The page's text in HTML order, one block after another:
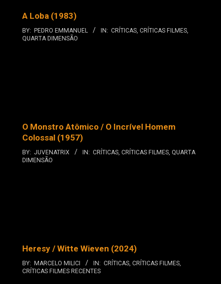
A Loba (1983)
BY: PEDRO EMMANUEL IN: CRÍTICAS, CRÍTICAS FILMES,
QUARTA DIMENSÃO
O Monstro Atômico / O Incrível Homem
Colossal (1957)
BY: JUVENATRIX IN: CRÍTICAS, CRÍTICAS FILMES, QUARTA
DIMENSÃO
Heresy / Witte Wieven (2024)
BY: MARCELO MILICI IN: CRÍTICAS, CRÍTICAS FILMES,
CRÍTICAS FILMES RECENTES